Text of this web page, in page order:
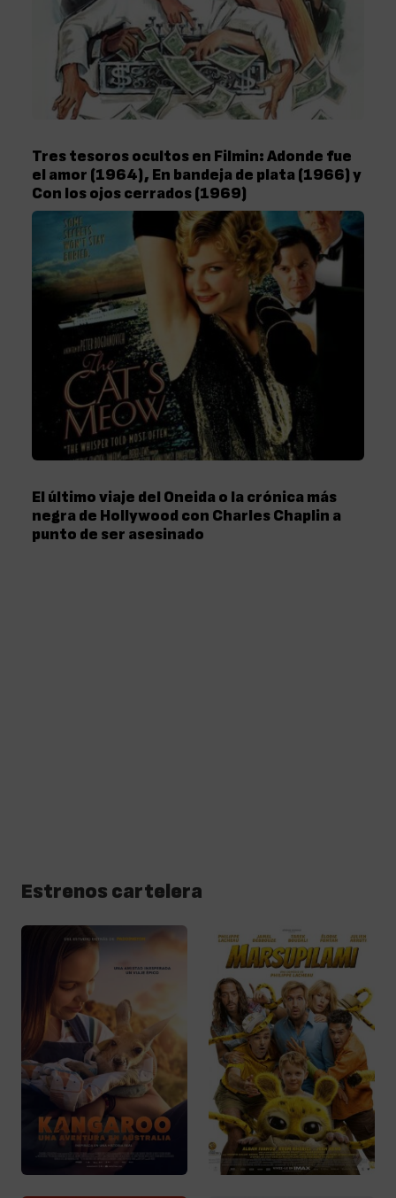
Tres tesoros ocultos en Filmin: Adonde fue
el amor (1964), En bandeja de plata (1966) y
Con los ojos cerrados (1969)
El último viaje del Oneida o la crónica más
negra de Hollywood con Charles Chaplin a
punto de ser asesinado
Estrenos cartelera